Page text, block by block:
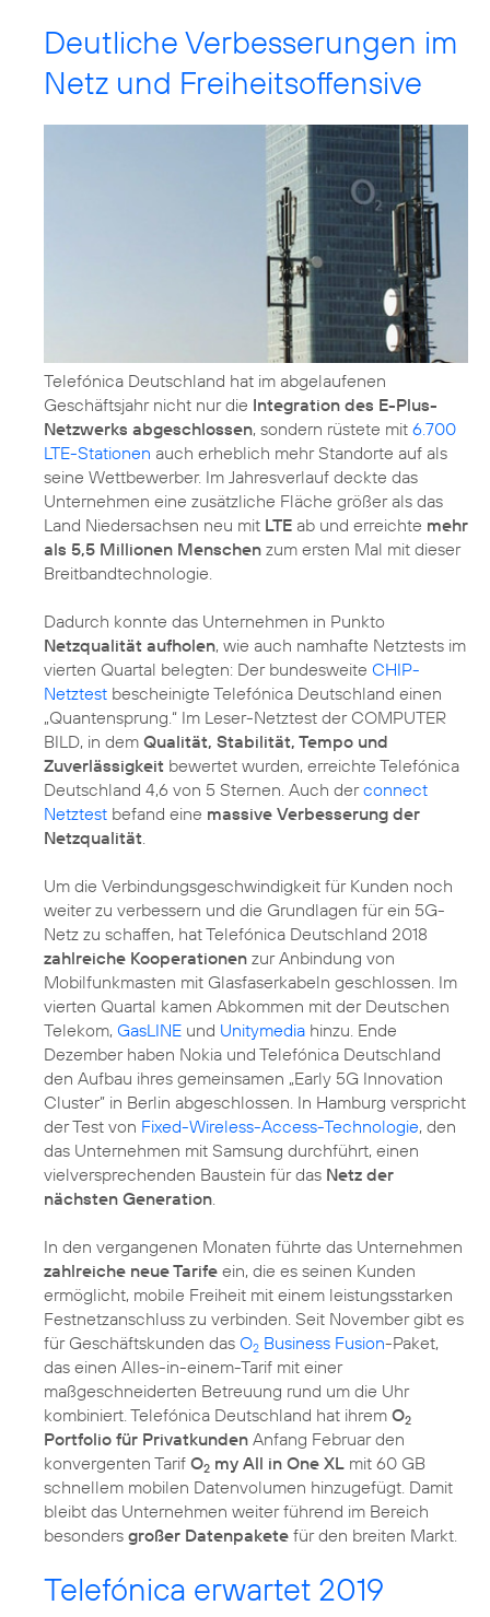
Deutliche Verbesserungen im
Netz und Freiheitsoffensive
Telefónica Deutschland hat im abgelaufenen
Geschäftsjahr nicht nur die Integration des E-Plus-
Netzwerks abgeschlossen, sondern rüstete mit 6.700
LTE-Stationen auch erheblich mehr Standorte auf als
seine Wettbewerber. Im Jahresverlauf deckte das
Unternehmen eine zusätzliche Fläche größer als das
Land Niedersachsen neu mit LTE ab und erreichte mehr
als 5,5 Millionen Menschen zum ersten Mal mit dieser
Breitbandtechnologie.
Dadurch konnte das Unternehmen in Punkto
Netzqualität aufholen, wie auch namhafte Netztests im
vierten Quartal belegten: Der bundesweite CHIP-
Netztest bescheinigte Telefónica Deutschland einen
„Quantensprung.“ Im Leser-Netztest der COMPUTER
BILD, in dem Qualität, Stabilität, Tempo und
Zuverlässigkeit bewertet wurden, erreichte Telefónica
Deutschland 4,6 von 5 Sternen. Auch derconnect
Netztest befand eine massive Verbesserung der
Netzqualität.
Um die Verbindungsgeschwindigkeit für Kunden noch
weiter zu verbessern und die Grundlagen für ein 5G-
Netz zu schaffen, hat Telefónica Deutschland 2018
zahlreiche Kooperationen zur Anbindung von
Mobilfunkmasten mit Glasfaserkabeln geschlossen. Im
vierten Quartal kamen Abkommen mit der Deutschen
Telekom, GasLINE und Unitymedia hinzu. Ende
Dezember haben Nokia und Telefónica Deutschland
den Aufbau ihres gemeinsamen „Early 5G Innovation
Cluster” in Berlin abgeschlossen. In Hamburg verspricht
der Test von Fixed-Wireless-Access-Technologie, den
das Unternehmen mit Samsung durchführt, einen
vielversprechenden Baustein für das Netz der
nächsten Generation.
In den vergangenen Monaten führte das Unternehmen
zahlreiche neue Tarife ein, die es seinen Kunden
ermöglicht, mobile Freiheit mit einem leistungsstarken
Festnetzanschluss zu verbinden. Seit November gibt es
für Geschäftskunden das O2 Business Fusion-Paket,
das einen Alles-in-einem-Tarif mit einer
maßgeschneiderten Betreuung rund um die Uhr
kombiniert. Telefónica Deutschland hat ihrem O2
Portfolio für Privatkunden Anfang Februar den
konvergenten Tarif O2 my All in One XL mit 60 GB
schnellem mobilen Datenvolumen hinzugefügt. Damit
bleibt das Unternehmen weiter führend im Bereich
besonders großer Datenpakete für den breiten Markt.
Telefónica erwartet 2019